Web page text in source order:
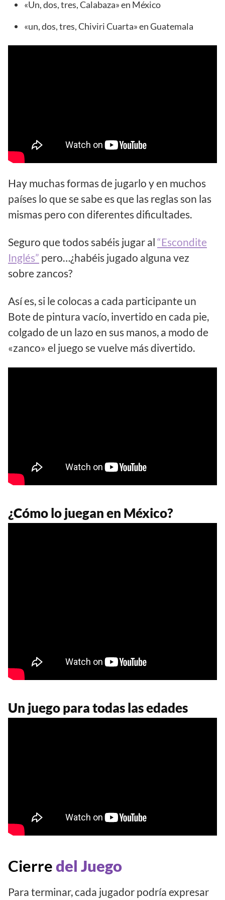
«Un, dos, tres, Calabaza» en México
«un, dos, tres, Chiviri Cuarta» en Guatemala
Hay muchas formas de jugarlo y en muchos
países lo que se sabe es que las reglas son las
mismas pero con diferentes dificultades.
Seguro que todos sabéis jugar al “Escondite
Inglés” pero…¿habéis jugado alguna vez
sobre zancos?
Así es, si le colocas a cada participante un
Bote de pintura vacío, invertido en cada pie,
colgado de un lazo en sus manos, a modo de
«zanco» el juego se vuelve más divertido.
¿Cómo lo juegan en México?
Un juego para todas las edades
Cierredel Juego
Para terminar, cada jugador podría expresar